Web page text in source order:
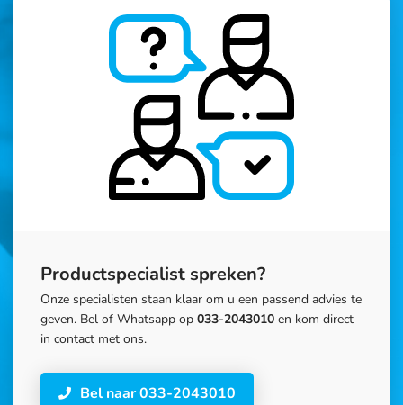
Productspecialist spreken?
Onze specialisten staan klaar om u een passend advies te
geven. Bel of Whatsapp op 033-2043010 en kom direct
in contact met ons.
Bel naar 033-2043010